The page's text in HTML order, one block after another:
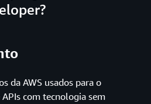
da AWS usados para o
com tecnologia sem